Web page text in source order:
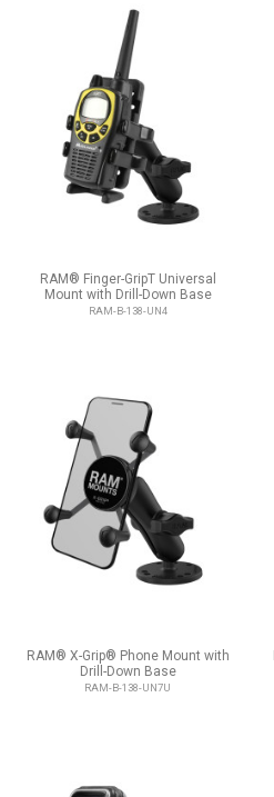
RAM® Finger-GripT Universal
Mount with Drill-Down Base
RAM-B-138-UN4
RAM® X-Grip® Phone Mount with
Drill-Down Base
RAM-B-138-UN7U